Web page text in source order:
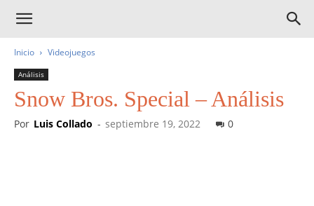
Inicio Videojuegos
Análisis
Snow Bros. Special – Análisis
Por Luis Collado - septiembre 19, 2022 0